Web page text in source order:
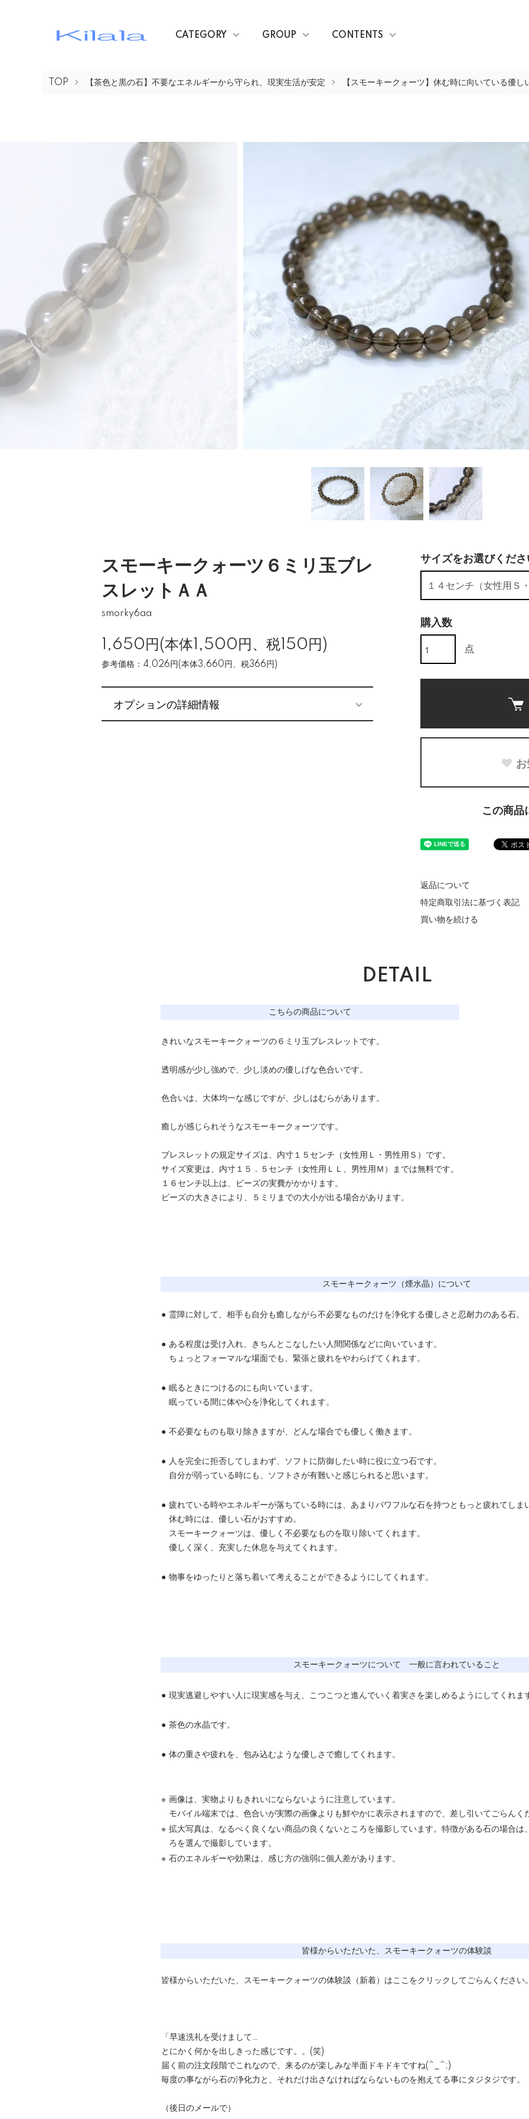
CATEGORY GROUP CONTENTS
TOP 【茶色と黒の石】不要なエネルギーから守られ、現実生活が安定 【スモーキークォーツ】休む時に向いている優し
スモーキークォーツ６ミリ玉ブレ
スレットＡＡ
smorky6aa
1,650円(本体1,500円、税150円)
参考価格：4,026円(本体3,660円、税366円)
オプションの詳細情報
サイズをお選びくださ
購入数
点
この商品
返品について
特定商取引法に基づく表記
買い物を続ける
DETAIL
こちらの商品について
きれいなスモーキークォーツの６ミリ玉ブレスレットです。
透明感が少し強めで、少し淡めの優しげな色合いです。
色合いは、大体均一な感じですが、少しはむらがあります。
癒しが感じられそうなスモーキークォーツです。
ブレスレットの規定サイズは、内寸１５センチ（女性用Ｌ・男性用Ｓ）です。
サイズ変更は、内寸１５．５センチ（女性用ＬＬ、男性用Ｍ）までは無料です。
１６センチ以上は、ビーズの実費がかかります。
ビーズの大きさにより、５ミリまでの大小が出る場合があります。
スモーキークォーツ（煙水晶）について
● 霊障に対して、相手も自分も癒しながら不必要なものだけを浄化する優しさと忍耐力のある石。
● ある程度は受け入れ、きちんとこなしたい人間関係などに向いています。
ちょっとフォーマルな場面でも、緊張と疲れをやわらげてくれます。
● 眠るときにつけるのにも向いています。
眠っている間に体や心を浄化してくれます。
● 不必要なものも取り除きますが、どんな場合でも優しく働きます。
● 人を完全に拒否してしまわず、ソフトに防御したい時に役に立つ石です。
自分が弱っている時にも、ソフトさが有難いと感じられると思います。
● 疲れている時やエネルギーが落ちている時には、あまりパワフルな石を持つともっと疲れてしま
休む時には、優しい石がおすすめ。
スモーキークォーツは、優しく不必要なものを取り除いてくれます。
優しく深く、充実した休息を与えてくれます。
● 物事をゆったりと落ち着いて考えることができるようにしてくれます。
スモーキークォーツについて 一般に言われていること
● 現実逃避しやすい人に現実感を与え、こつこつと進んでいく着実さを楽しめるようにしてくれま
● 茶色の水晶です。
● 体の重さや疲れを、包み込むような優しさで癒してくれます。
※ 画像は、実物よりもきれいにならないように注意しています。
モバイル端末では、色合いが実際の画像よりも鮮やかに表示されますので、差し引いてごらんく
※ 拡大写真は、なるべく良くない商品の良くないところを撮影しています。特徴がある石の場合は
ろを選んで撮影しています。
※ 石のエネルギーや効果は、感じ方の強弱に個人差があります。
皆様からいただいた、スモーキークォーツの体験談
皆様からいただいた、スモーキークォーツの体験談（新着）はここをクリックしてごらんください
「早速洗礼を受けまして…
とにかく何かを出しきった感じです。。(笑)
届く前の注文段階でこれなので、来るのが楽しみな半面ドキドキですね(^_^;)
毎度の事ながら石の浄化力と、それだけ出さなければならないものを抱えてる事にタジタジです。
（後日のメールで）